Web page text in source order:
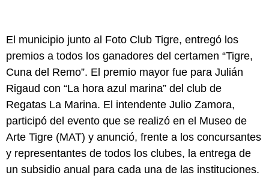
El municipio junto al Foto Club Tigre, entregó los
premios a todos los ganadores del certamen “Tigre,
Cuna del Remo”. El premio mayor fue para Julián
Rigaud con “La hora azul marina” del club de
Regatas La Marina. El intendente Julio Zamora,
participó del evento que se realizó en el Museo de
Arte Tigre (MAT) y anunció, frente a los concursantes
y representantes de todos los clubes, la entrega de
un subsidio anual para cada una de las instituciones.